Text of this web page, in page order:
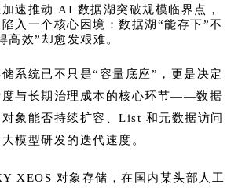
速推动 AI 数据湖突破规模临界点，
入一个核心困境：数据湖“能存下”不
高效”却愈发艰难。
系统已不只是“容量底座”，更是决定
度与长期治理成本的核心环节——数据
象能否持续扩容、List 和元数据访问
模型研发的迭代速度。
XEOS 对象存储，在国内某头部人工